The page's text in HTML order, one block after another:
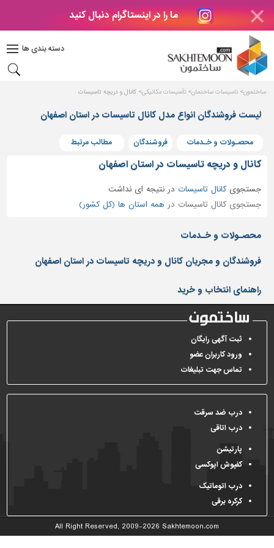
ما را در اینستاگرام دنبال کنید
دسته بندی ها
دکوراسیون
بتن
های
بتنی
و
پنجره
ساختمانی
نرده
و
حفاظ
کفپوش
و
سنگ
سرویس
بهداشتی
ابزار،یراق
و
آلات
برقی،روشنایی،ایمنی
محوطه
سازی
و
نما
ساخت
ساختمون تاسیسات ساختمان تأسیسات مکانیکی کانال و دریچه تاسیسات
لیست فروشندگان انواع مدل کانال تاسیسات در استان اصفهان
محصـولات و خـدمات فروشندگان مطالب مرتبط
کانال و دریچه تاسیسات در استان اصفهان
جستجویکانال تاسیسات درنتیجه ای نداشت
جستجوی کانال تاسیسات در همه استان ها (کل کشور)
محصـولات و خـدمات
فروشندگان و مجریان کانال و دریچه تاسیسات در استان اصفهان
راهنمای انتخاب و خرید
ثبت آگهی رایگان
ورود کاربران عضو
تماس جهت تبلیغات
درب ضد سرقت
درب اتاقی
پارتیشن
کفپوش اپوکسی
درب اتوماتیک
کرکره برقی
All Right Reserved, 2009-2026 Sakhtemoon.com